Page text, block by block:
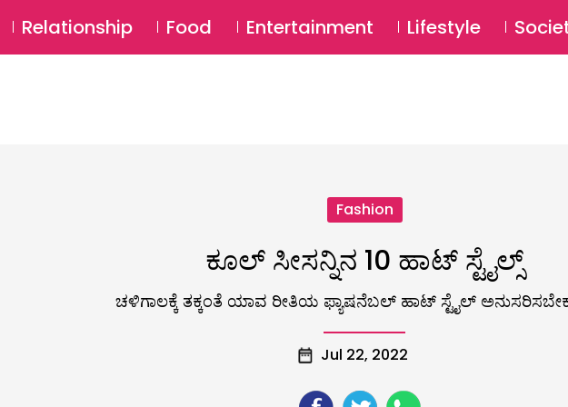
Relationship Food Entertainment Lifestyle
Fashion
ಕೂಲ್ ಸೀಸನ್ನಿನ 10 ಹಾಟ್ ಸ್ಟೈಲ್ಸ್
ಚಳಿಗಾಲಕ್ಕೆ ತಕ್ಕಂತೆ ಯಾವ ರೀತಿಯ ಫ್ಯಾಷನೆಬಲ್ ಹಾಟ್ ಸ್ಟೈಲ್
Jul 22, 2022